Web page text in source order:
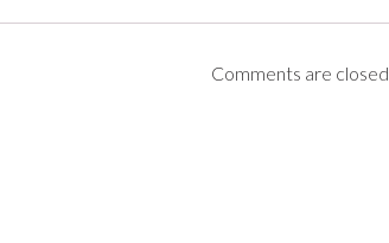
Comments are closed